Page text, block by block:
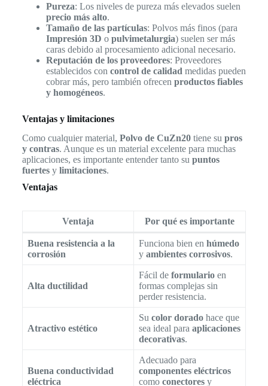
Pureza: Los niveles de pureza más elevados suelen
precio más alto.
Tamaño de las partículas: Polvos más finos (para
Impresión 3D o pulvimetalurgia) suelen ser más
caras debido al procesamiento adicional necesario.
Reputación de los proveedores: Proveedores
establecidos con control de calidad medidas pueden
cobrar más, pero también ofrecen productos fiables
y homogéneos.
Ventajas y limitaciones
Como cualquier material, Polvo de CuZn20tiene su pros
y contras. Aunque es un material excelente para muchas
aplicaciones, es importante entender tanto su puntos
fuertesy limitaciones.
Ventajas
Ventaja Por qué es importante
Buena resistencia a la
corrosión
Funciona bien en húmedo
y ambientes corrosivos.
Alta ductilidad
Fácil de formularioen
formas complejas sin
perder resistencia.
Atractivo estético
Su color doradohace que
sea ideal para aplicaciones
decorativas.
Buena conductividad
eléctrica
Adecuado para
componentes eléctricos
como conectoresy